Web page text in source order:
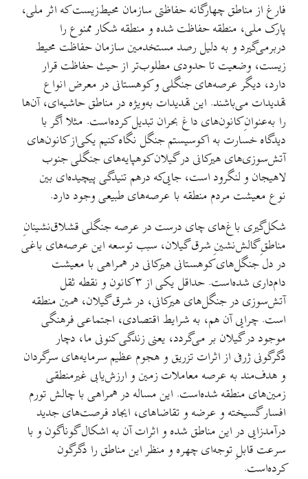
فارغ از مناطق چهارگانه حفاظتی سازمان محیط‌زیست که اثر ملی،
پارک‌ ملی، منطقه حفاظت شده و منطقه شکار ممنوع را
دربرمی‌گیرد و به دلیل رصد مستخدمین سازمان حفاظت محیط
زیست، وضعیت تا حدودی مطلوب‌تر از حیث حفاظت قرار
دارد، دیگر عرصه‌های جنگلی و کوهستانی در معرض انواع
تهدیدات می‌باشند. این تهدیدات به‌ویژه در مناطق حاشیه‌ای، آن‌ها
را به‌عنوانِ کانون‌های داغ بحران تبدیل کرده‌است. مثلا اگر با
دیدگاه خسارت به اکوسیستم جنگل نگاه کنیم یکی‌از کانون‌های
آتش‌سوزی‌های هیرکانی در گیلان کوهپایه‌های جنگلی جنوب
لاهیجان و لنگرود است، جایی‌که درهم تنیدگی پیچیده‌ای بین
نوع معیشت مردم منطقه با عرصه‌های طبیعی وجود دارد.
شکل‌گیری باغ‌های چای درست در عرصه جنگلی قشلاق‌نشینانِ
مناطقِ گالش‌نشینِ شرق گیلان، سبب توسعه این عرصه‌های باغی
در دل جنگل‌های کوهستانی هیرکانی در همراهی با معیشت
دام‌داری شده‌‌است. حداقل یکی از ۳ کانون و نقطه ثقل
آتش‌سوزی در جنگل‌های هیرکانی، در شرق گیلان، همین منطقه
است. چرایی آن هم، به شرایط اقتصادی، اجتماعی فرهنگی
موجود در گیلان بر می‌گردد، یعنی زندگی کنونی ما، دچار
دگرگونی ژرفی از اثرات تزریق و هجوم عظیم سرمایه‌های سرگردان
و هدف‌مند به عرصه معاملات زمین و ارزش‌یابی غیرمنطقی
زمین‌های منطقه شده‌است. این مساله در همراهی با چالش تورم
افسار گسیخته و عرضه و تقاضاهای، ایجاد فرصت‌های جدید
درآمد‌زایی در این مناطق شده و اثرات آن به اشکال گوناگون و با
سرعت قابلِ توجه‌ای چهره و منظر این مناطق را دگرگون
کرده‌‌است.